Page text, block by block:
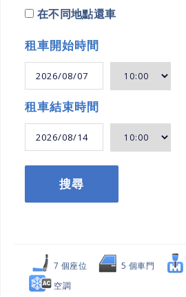
在不同地點還車
租車開始時間
租車結束時間
搜尋
7 個座位 5 個車門
空調